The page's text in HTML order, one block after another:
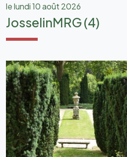
le lundi 10 août 2026
JosselinMRG (4)